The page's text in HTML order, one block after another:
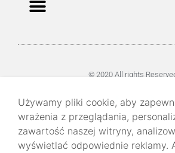
© 2020 All rights
Używamy pliki cookie, aby
wrażenia z przeglądania,
zawartość naszej witryny,
wyświetlać odpowiednie reklamy.